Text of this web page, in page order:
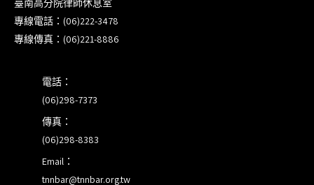
訓課程（雲嘉南場）錄取通知已發送
本會訂於115年8月15日(六)上午舉辦「使用AI如何幫
前報名，實體+線上併行)
臺南高分院律師休息室
專線電話：(06)222-3478
專線傳真：(06)221-8886
電話：
(06)298-7373
傳真：
(06)298-8383
Email：
tnnbar@tnnbar.org.tw